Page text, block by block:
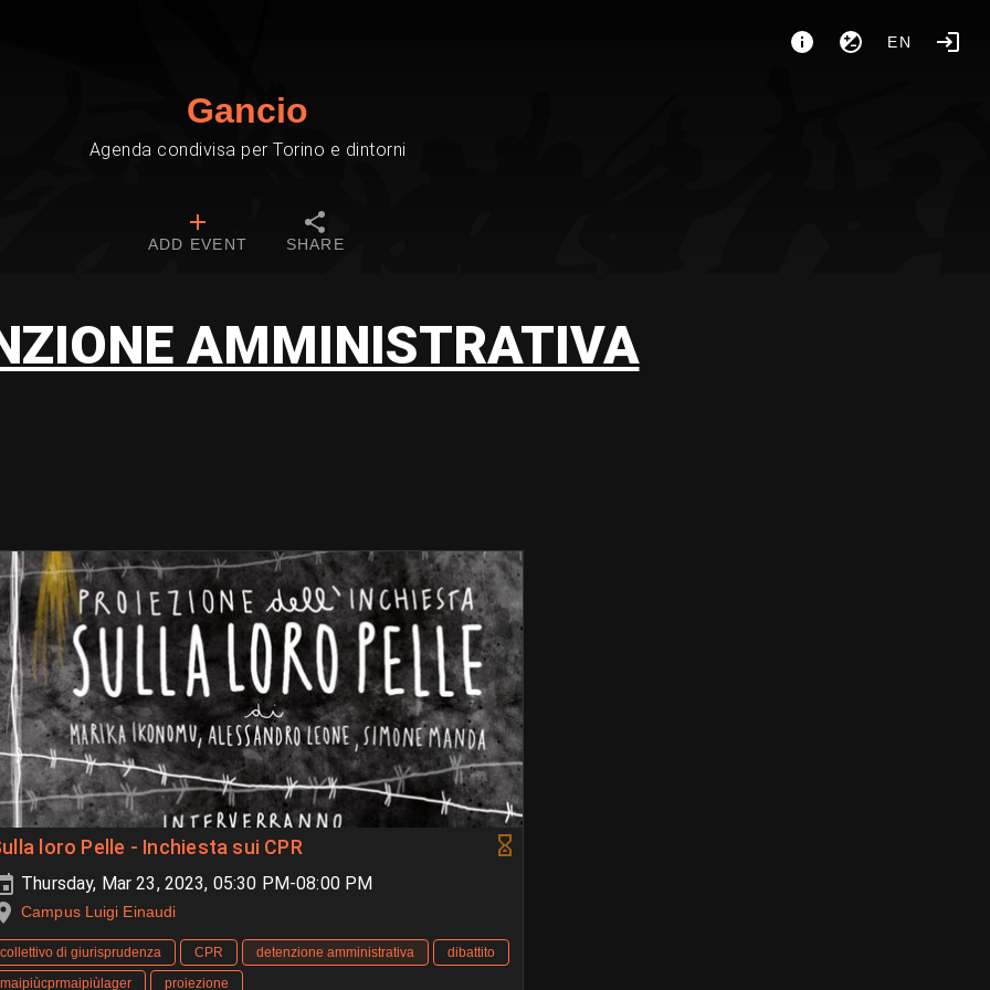
EN
Gancio
Agenda condivisa per Torino e dintorni
ADD EVENT SHARE
AMMINISTRATIVA
loro Pelle - Inchiesta sui CPR
Thursday, Mar 23, 2023, 05:30 PM-08:00 PM
Campus Luigi Einaudi
collettivo di giurisprudenza CPR detenzione amministrativa
dibattito
maipiùcprmaipiùlager
proiezione